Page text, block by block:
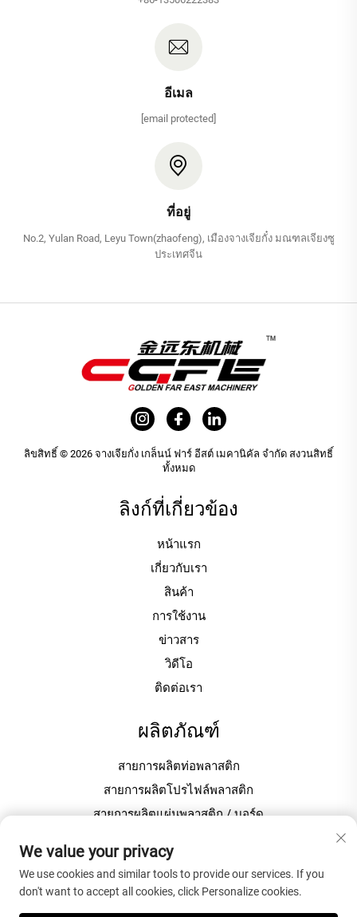
อีเมล
[email protected]
ที่อยู่
No.2, Yulan Road, Leyu Town(zhaofeng), เมืองจางเจียกั๋ง มณฑลเจียงซู
ประเทศจีน
ลิขสิทธิ์ © 2026 จางเจียกั่ง เกล็นน์ ฟาร์ อีสต์ เมคานิคัล จำกัด สงวนสิทธิ์
ทั้งหมด
ลิงก์ที่เกี่ยวข้อง
หน้าแรก
เกี่ยวกับเรา
สินค้า
การใช้งาน
ข่าวสาร
วิดีโอ
ติดต่อเรา
ผลิตภัณฑ์
สายการผลิตท่อพลาสติก
สายการผลิตโปรไฟล์พลาสติก
สายการผลิตแผ่นพลาสติก / บอร์ด
เกี่ยวกับบริษัท
We value your privacy
We use cookies and similar tools to provide our services. If you
don't want to accept all cookies, click Personalize cookies.